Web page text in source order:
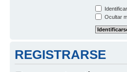
Ocultar
REGISTRARSE